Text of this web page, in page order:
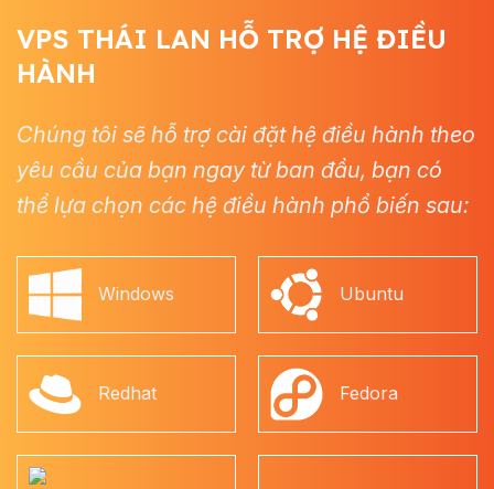
VPS THÁI LAN HỖ TRỢ HỆ ĐIỀU
HÀNH
Chúng tôi sẽ hỗ trợ cài đặt hệ điều hành theo
yêu cầu của bạn ngay từ ban đầu, bạn có
thể lựa chọn các hệ điều hành phổ biến sau:
Windows Ubuntu
Redhat Fedora